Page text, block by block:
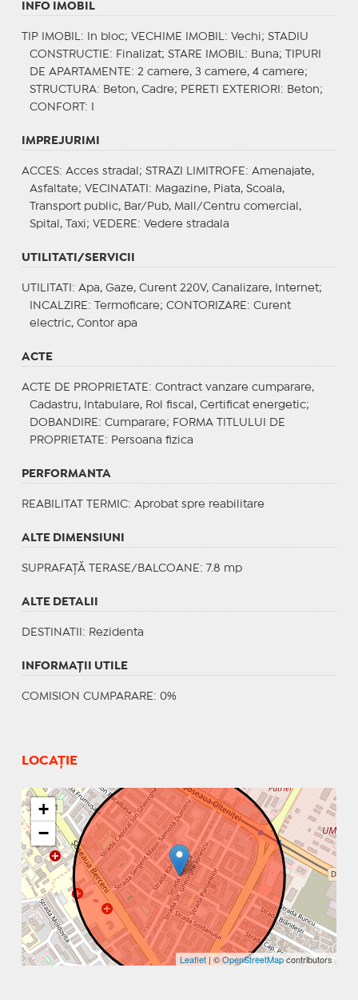
INFO IMOBIL
TIP IMOBIL : In bloc; VECHIME IMOBIL : Vechi; STADIU
CONSTRUCTIE : Finalizat; STARE IMOBIL : Buna;
TIPURI
DE APARTAMENTE : 2 camere, 3 camere, 4 camere;
STRUCTURA: Beton, Cadre; PERETI EXTERIORI : Beton;
CONFORT : I
IMPREJURIMI
ACCES: Acces stradal; STRAZI LIMITROFE : Amenajate,
Asfaltate; VECINATATI : Magazine, Piata, Scoala,
Transport public, Bar/Pub, Mall/Centru comercial,
Spital, Taxi; VEDERE : Vedere stradala
UTILITATI/SERVICII
UTILITATI : Apa, Gaze, Curent 220V, Canalizare, Internet;
INCALZIRE : Termoficare; CONTORIZARE : Curent
electric, Contor apa
ACTE
ACTE DE PROPRIETATE : Contract vanzare cumparare,
Cadastru, Intabulare, Rol fiscal, Certificat energetic;
DOBANDIRE : Cumparare; FORMA TITLULUI DE
PROPRIETATE : Persoana fizica
PERFORMANTA
REABILITAT TERMIC: Aprobat spre reabilitare
ALTE DIMENSIUNI
SUPRAFAȚĂ TERASE/BALCOANE: 7.8 mp
ALTE DETALII
DESTINATII : Rezidenta
INFORMAŢII UTILE
COMISION CUMPARARE: 0%
LOCAȚIE
+
−
Leaflet| ©OpenStreetMapcontributors